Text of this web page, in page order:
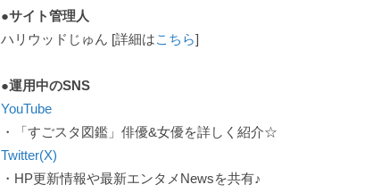
●サイト管理人
ハリウッドじゅん [詳細はこちら]
●運用中のSNS
YouTube
・「すごスタ図鑑」俳優&女優を詳しく紹介☆
Twitter(X)
・HP更新情報や最新エンタメNewsを共有♪